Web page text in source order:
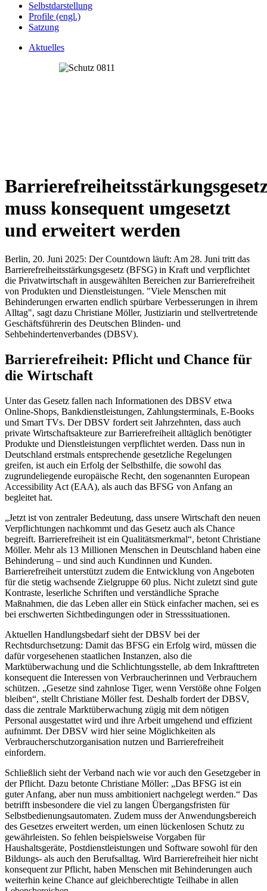
Selbstdarstellung
Profile (engl.)
Satzung
Aktuelles
muss konsequent umgesetzt
und erweitert werden
Berlin, 20. Juni 2025: Der Countdown läuft: Am 28. Juni tritt das
Barrierefreiheitsstärkungsgesetz (BFSG) in Kraft und verpflichtet
die Privatwirtschaft in ausgewählten Bereichen zur Barrierefreiheit
von Produkten und Dienstleistungen. "Viele Menschen mit
Behinderungen erwarten endlich spürbare Verbesserungen in ihrem
Alltag", sagt dazu Christiane Möller, Justiziarin und stellvertretende
Geschäftsführerin des Deutschen Blinden- und
Sehbehindertenverbandes (DBSV).
Barrierefreiheit: Pflicht und Chance für
die Wirtschaft
Unter das Gesetz fallen nach Informationen des DBSV etwa
Online-Shops, Bankdienstleistungen, Zahlungsterminals, E-Books
und Smart TVs. Der DBSV fordert seit Jahrzehnten, dass auch
private Wirtschaftsakteure zur Barrierefreiheit alltäglich benötigter
Produkte und Dienstleistungen verpflichtet werden. Dass nun in
Deutschland erstmals entsprechende gesetzliche Regelungen
greifen, ist auch ein Erfolg der Selbsthilfe, die sowohl das
zugrundeliegende europäische Recht, den sogenannten European
Accessibility Act (EAA), als auch das BFSG von Anfang an
begleitet hat.
„Jetzt ist von zentraler Bedeutung, dass unsere Wirtschaft den neuen
Verpflichtungen nachkommt und das Gesetz auch als Chance
begreift. Barrierefreiheit ist ein Qualitätsmerkmal“, betont Christiane
Möller. Mehr als 13 Millionen Menschen in Deutschland haben eine
Behinderung – und sind auch Kundinnen und Kunden.
Barrierefreiheit unterstützt zudem die Entwicklung von Angeboten
für die stetig wachsende Zielgruppe 60 plus. Nicht zuletzt sind gute
Kontraste, leserliche Schriften und verständliche Sprache
Maßnahmen, die das Leben aller ein Stück einfacher machen, sei es
bei erschwerten Sichtbedingungen oder in Stresssituationen.
Aktuellen Handlungsbedarf sieht der DBSV bei der
Rechtsdurchsetzung: Damit das BFSG ein Erfolg wird, müssen die
dafür vorgesehenen staatlichen Instanzen, also die
Marktüberwachung und die Schlichtungsstelle, ab dem Inkrafttreten
konsequent die Interessen von Verbraucherinnen und Verbrauchern
schützen. „Gesetze sind zahnlose Tiger, wenn Verstöße ohne Folgen
bleiben“, stellt Christiane Möller fest. Deshalb fordert der DBSV,
dass die zentrale Marktüberwachung zügig mit dem nötigen
Personal ausgestattet wird und ihre Arbeit umgehend und effizient
aufnimmt. Der DBSV wird hier seine Möglichkeiten als
Verbraucherschutzorganisation nutzen und Barrierefreiheit
einfordern.
Schließlich sieht der Verband nach wie vor auch den Gesetzgeber in
der Pflicht. Dazu betonte Christiane Möller: „Das BFSG ist ein
guter Anfang, aber nun muss ambitioniert nachgelegt werden.“ Das
betrifft insbesondere die viel zu langen Übergangsfristen für
Selbstbedienungsautomaten. Zudem muss der Anwendungsbereich
des Gesetzes erweitert werden, um einen lückenlosen Schutz zu
gewährleisten. So fehlen beispielsweise Vorgaben für
Haushaltsgeräte, Postdienstleistungen und Software sowohl für den
Bildungs- als auch den Berufsalltag. Wird Barrierefreiheit hier nicht
konsequent zur Pflicht, haben Menschen mit Behinderungen auch
weiterhin keine Chance auf gleichberechtigte Teilhabe in allen